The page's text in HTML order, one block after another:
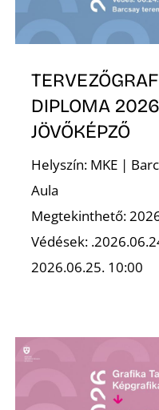
DIPLOMA
JÖVŐKÉPZŐ
Helyszín: MKE |
Aula
Megtekinthető:
Védések:
2026.06.25. 10:00